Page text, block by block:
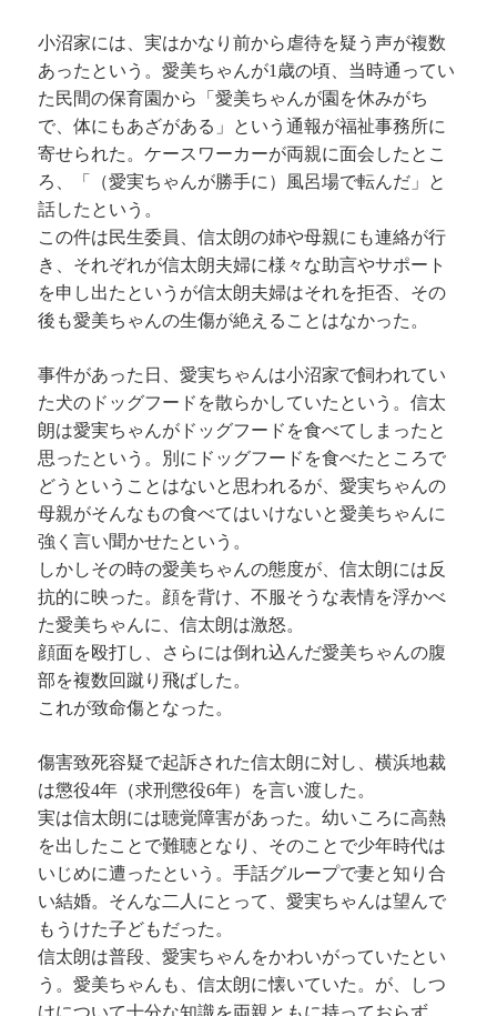
小沼家には、実はかなり前から虐待を疑う声が複数
あったという。愛美ちゃんが1歳の頃、当時通ってい
た民間の保育園から「愛美ちゃんが園を休みがち
で、体にもあざがある」という通報が福祉事務所に
寄せられた。ケースワーカーが両親に面会したとこ
ろ、「（愛実ちゃんが勝手に）風呂場で転んだ」と
話したという。
この件は民生委員、信太朗の姉や母親にも連絡が行
き、それぞれが信太朗夫婦に様々な助言やサポート
を申し出たというが信太朗夫婦はそれを拒否、その
後も愛美ちゃんの生傷が絶えることはなかった。
事件があった日、愛実ちゃんは小沼家で飼われてい
た犬のドッグフードを散らかしていたという。信太
朗は愛実ちゃんがドッグフードを食べてしまったと
思ったという。別にドッグフードを食べたところで
どうということはないと思われるが、愛実ちゃんの
母親がそんなもの食べてはいけないと愛美ちゃんに
強く言い聞かせたという。
しかしその時の愛美ちゃんの態度が、信太朗には反
抗的に映った。顔を背け、不服そうな表情を浮かべ
た愛美ちゃんに、信太朗は激怒。
顔面を殴打し、さらには倒れ込んだ愛美ちゃんの腹
部を複数回蹴り飛ばした。
これが致命傷となった。
傷害致死容疑で起訴された信太朗に対し、横浜地裁
は懲役4年（求刑懲役6年）を言い渡した。
実は信太朗には聴覚障害があった。幼いころに高熱
を出したことで難聴となり、そのことで少年時代は
いじめに遭ったという。手話グループで妻と知り合
い結婚。そんな二人にとって、愛実ちゃんは望んで
もうけた子どもだった。
信太朗は普段、愛実ちゃんをかわいがっていたとい
う。愛美ちゃんも、信太朗に懐いていた。が、しつ